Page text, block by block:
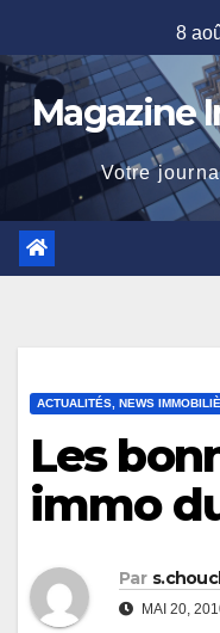
to
content
8
Magazine
Votre
ACTUALITÉS, NEWS
Les
immo
Par
MAI 20,